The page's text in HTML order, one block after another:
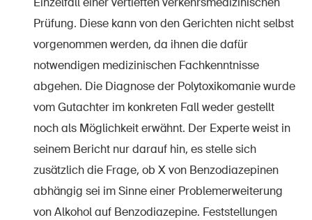
Prüfung. Diese kann von den Gerichten nicht selbst
vorgenommen werden, da ihnen die dafür
notwendigen medizinischen Fachkenntnisse
abgehen. Die Diagnose der Polytoxikomanie wurde
vom Gutachter im konkreten Fall weder gestellt
noch als Möglichkeit erwähnt. Der Experte weist in
seinem Bericht nur darauf hin, es stelle sich
zusätzlich die Frage, ob X von Benzodiazepinen
abhängig sei im Sinne einer Problemerweiterung
von Alkohol auf Benzodiazepine. Feststellungen